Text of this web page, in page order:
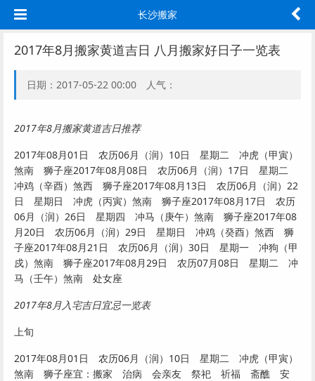
长沙搬家
2017年8月搬家黄道吉日 八月搬家好日子一览表
日期：2017-05-22 00:00 人气：
2017年8月搬家黄道吉日推荐
2017年08月01日 农历06月（润）10日 星期二 冲虎（甲寅）
煞南 狮子座2017年08月08日 农历06月（润）17日 星期二
冲鸡（辛酉）煞西 狮子座2017年08月13日 农历06月（润）22
日 星期日 冲虎（丙寅）煞南 狮子座2017年08月17日 农历
06月（润）26日 星期四 冲马（庚午）煞南 狮子座2017年08
月20日 农历06月（润）29日 星期日 冲鸡（癸酉）煞西 狮
子座2017年08月21日 农历06月（润）30日 星期一 冲狗（甲
戍）煞南 狮子座2017年08月29日 农历07月08日 星期二 冲
马（壬午）煞南 处女座
2017年8月入宅吉日宜忌一览表
上旬
2017年08月01日 农历06月（润）10日 星期二 冲虎（甲寅）
煞南 狮子座宜：搬家 治病 会亲友 祭祀 祈福 斋醮 安